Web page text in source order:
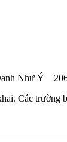
Như Ý –
Các trường